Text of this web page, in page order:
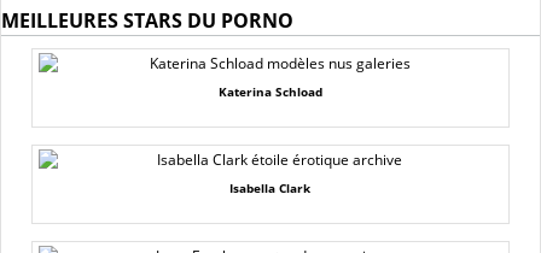
MEILLEURES STARS DU PORNO
Katerina Schload
Isabella Clark